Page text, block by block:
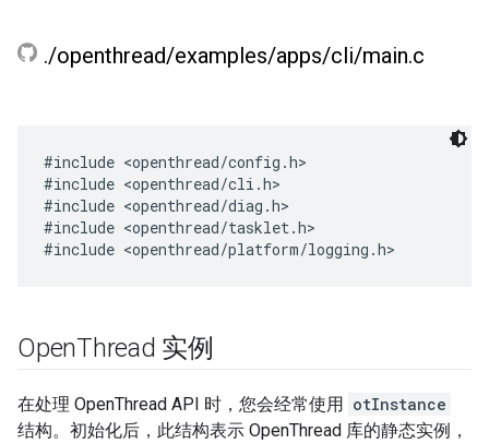
./openthread/examples/apps/cli/main.c
#include <openthread/config.h>
#include <openthread/cli.h>
#include <openthread/diag.h>
#include <openthread/tasklet.h>
OpenThread 实例
在处理 OpenThread API 时，您会经常使用 otInstance
结构。初始化后，此结构表示 OpenThread 库的静态实例，